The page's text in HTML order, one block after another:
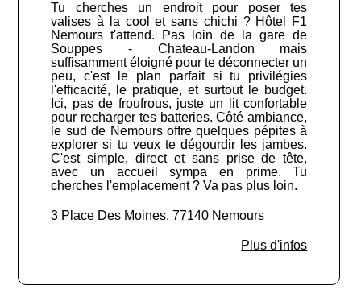
Tu cherches un endroit pour poser tes
valises à la cool et sans chichi ? Hôtel F1
Nemours t'attend. Pas loin de la gare de
Souppes - Chateau-Landon mais
suffisamment éloigné pour te déconnecter un
peu, c'est le plan parfait si tu privilégies
l'efficacité, le pratique, et surtout le budget.
Ici, pas de froufrous, juste un lit confortable
pour recharger tes batteries. Côté ambiance,
le sud de Nemours offre quelques pépites à
explorer si tu veux te dégourdir les jambes.
C'est simple, direct et sans prise de tête,
avec un accueil sympa en prime. Tu
cherches l'emplacement ? Va pas plus loin.
3 Place Des Moines, 77140 Nemours
Plus d'infos